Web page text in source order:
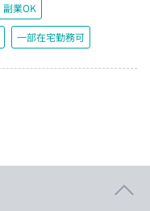
副業OK
一部在宅勤務可